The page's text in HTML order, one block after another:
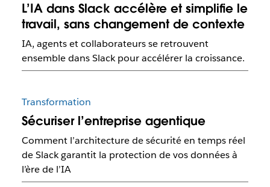
L’IA dans Slack accélère et simplifie le
travail, sans changement de contexte
IA, agents et collaborateurs se retrouvent
ensemble dans Slack pour accélérer la croissance.
Transformation
Sécuriser l’entreprise agentique
Comment l’architecture de sécurité en temps réel
de Slack garantit la protection de vos données à
l’ère de l’IA